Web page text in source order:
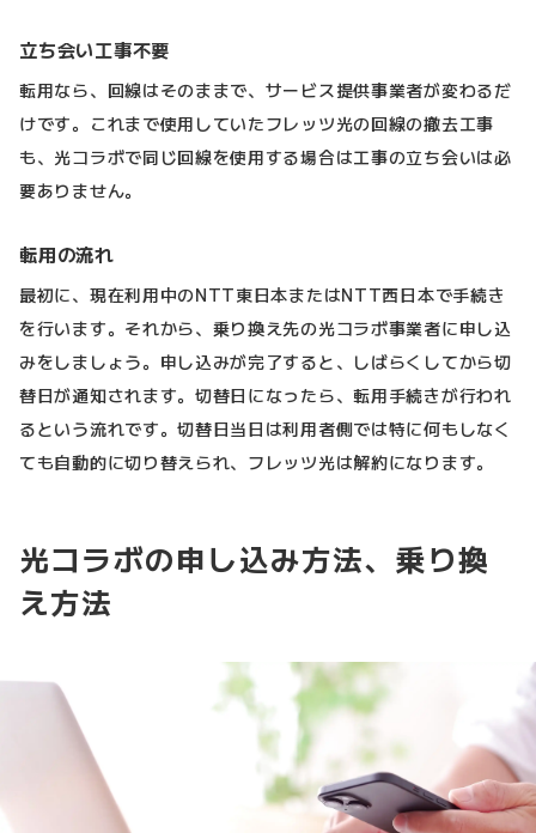
立ち会い工事不要
転用なら、回線はそのままで、サービス提供事業者が変わるだ
けです。これまで使用していたフレッツ光の回線の撤去工事
も、光コラボで同じ回線を使用する場合は工事の立ち会いは必
要ありません。
転用の流れ
最初に、現在利用中のNTT東日本またはNTT西日本で手続き
を行います。それから、乗り換え先の光コラボ事業者に申し込
みをしましょう。申し込みが完了すると、しばらくしてから切
替日が通知されます。切替日になったら、転用手続きが行われ
るという流れです。切替日当日は利用者側では特に何もしなく
ても自動的に切り替えられ、フレッツ光は解約になります。
光コラボの申し込み方法、乗り換
え方法